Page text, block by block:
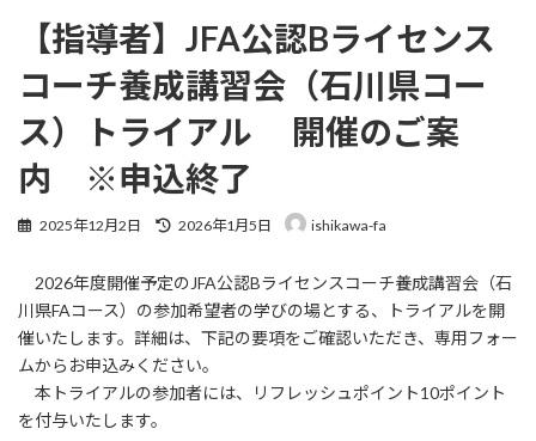
【指導者】JFA公認Bライセンス
コーチ養成講習会（石川県コー
ス）トライアル 開催のご案
内 ※申込終了
2025年12月2日
最
新
日
時
:
2026年1月5日 ishikawa-fa
2026年度開催予定のJFA公認Bライセンスコーチ養成講習会（石
川県FAコース）の参加希望者の学びの場とする、トライアルを開
催いたします。詳細は、下記の要項をご確認いただき、専用フォー
ムからお申込みください。
本トライアルの参加者には、リフレッシュポイント10ポイント
を付与いたします。